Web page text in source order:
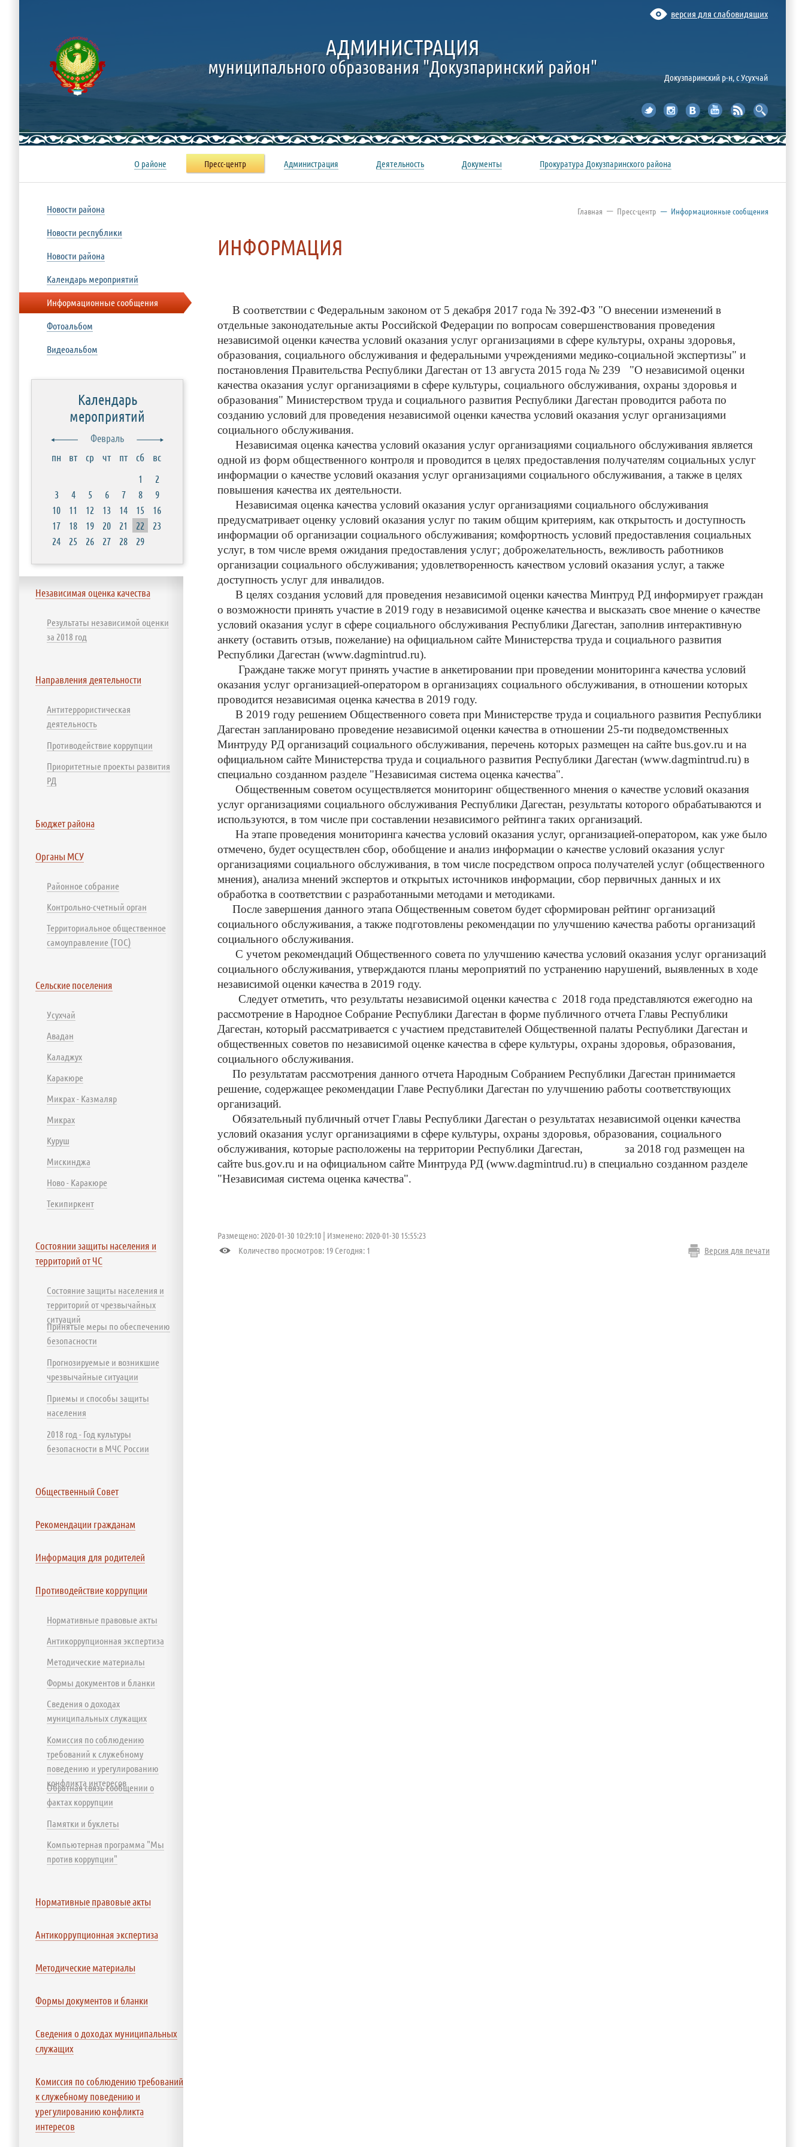
Главная — Пресс-центр — Информационные сообщения
ИНФОРМАЦИЯ
В соответствии с Федеральным законом от 5 декабря 2017 года № 392-ФЗ "О внесении изменений в
отдельные законодательные акты Российской Федерации по вопросам совершенствования проведения
независимой оценки качества условий оказания услуг организациями в сфере культуры, охраны здоровья,
образования, социального обслуживания и федеральными учреждениями медико-социальной экспертизы" и
постановления Правительства Республики Дагестан от 13 августа 2015 года № 239 "О независимой оценки
качества оказания услуг организациями в сфере культуры, социального обслуживания, охраны здоровья и
образования" Министерством труда и социального развития Республики Дагестан проводится работа по
созданию условий для проведения независимой оценки качества условий оказания услуг организациями
социального обслуживания.
Независимая оценка качества условий оказания услуг организациями социального обслуживания является
одной из форм общественного контроля и проводится в целях предоставления получателям социальных услуг
информации о качестве условий оказания услуг организациями социального обслуживания, а также в целях
повышения качества их деятельности.
Независимая оценка качества условий оказания услуг организациями социального обслуживания
предусматривает оценку условий оказания услуг по таким общим критериям, как открытость и доступность
информации об организации социального обслуживания; комфортность условий предоставления социальных
услуг, в том числе время ожидания предоставления услуг; доброжелательность, вежливость работников
организации социального обслуживания; удовлетворенность качеством условий оказания услуг, а также
доступность услуг для инвалидов.
В целях создания условий для проведения независимой оценки качества Минтруд РД информирует граждан
о возможности принять участие в 2019 году в независимой оценке качества и высказать свое мнение о качестве
условий оказания услуг в сфере социального обслуживания Республики Дагестан, заполнив интерактивную
анкету (оставить отзыв, пожелание) на официальном сайте Министерства труда и социального развития
Республики Дагестан (www.dagmintrud.ru).
Граждане также могут принять участие в анкетировании при проведении мониторинга качества условий
оказания услуг организацией-оператором в организациях социального обслуживания, в отношении которых
проводится независимая оценка качества в 2019 году.
В 2019 году решением Общественного совета при Министерстве труда и социального развития Республики
Дагестан запланировано проведение независимой оценки качества в отношении 25-ти подведомственных
Минтруду РД организаций социального обслуживания, перечень которых размещен на сайте bus.gov.ru и на
официальном сайте Министерства труда и социального развития Республики Дагестан (www.dagmintrud.ru) в
специально созданном разделе "Независимая система оценка качества".
Общественным советом осуществляется мониторинг общественного мнения о качестве условий оказания
услуг организациями социального обслуживания Республики Дагестан, результаты которого обрабатываются и
используются, в том числе при составлении независимого рейтинга таких организаций.
На этапе проведения мониторинга качества условий оказания услуг, организацией-оператором, как уже было
отмечено, будет осуществлен сбор, обобщение и анализ информации о качестве условий оказания услуг
организациями социального обслуживания, в том числе посредством опроса получателей услуг (общественного
мнения), анализа мнений экспертов и открытых источников информации, сбор первичных данных и их
обработка в соответствии с разработанными методами и методиками.
После завершения данного этапа Общественным советом будет сформирован рейтинг организаций
социального обслуживания, а также подготовлены рекомендации по улучшению качества работы организаций
социального обслуживания.
С учетом рекомендаций Общественного совета по улучшению качества условий оказания услуг организаций
социального обслуживания, утверждаются планы мероприятий по устранению нарушений, выявленных в ходе
независимой оценки качества в 2019 году.
Следует отметить, что результаты независимой оценки качества с 2018 года представляются ежегодно на
рассмотрение в Народное Собрание Республики Дагестан в форме публичного отчета Главы Республики
Дагестан, который рассматривается с участием представителей Общественной палаты Республики Дагестан и
общественных советов по независимой оценке качества в сфере культуры, охраны здоровья, образования,
социального обслуживания.
По результатам рассмотрения данного отчета Народным Собранием Республики Дагестан принимается
решение, содержащее рекомендации Главе Республики Дагестан по улучшению работы соответствующих
организаций.
Обязательный публичный отчет Главы Республики Дагестан о результатах независимой оценки качества
условий оказания услуг организациями в сфере культуры, охраны здоровья, образования, социального
обслуживания, которые расположены на территории Республики Дагестан, за 2018 год размещен на
сайте bus.gov.ru и на официальном сайте Минтруда РД (www.dagmintrud.ru) в специально созданном разделе
"Независимая система оценка качества".
Размещено: 2020-01-30 10:29:10
Изменено: 2020-01-30 15:55:23
Количество просмотров: 19 Cегодня: 1
Версия для печати
Новости района
Новости республики
Новости района
Календарь мероприятий
Информационные сообщения
Фотоальбом
Видеоальбом
Календарь
мероприятий
Февраль
пн
вт ср чт пт сб
вс
1
2
3
4 5 6 7 8
9
10
11 12 13 14 15
16
17
18 19 20 21 22
23
24
25 26 27 28 29
Независимая оценка качества
Результаты независимой оценки
за 2018 год
Направления деятельности
Антитеррористическая
деятельность
Противодействие коррупции
Приоритетные проекты развития
РД
Бюджет района
Органы МСУ
Районное собрание
Контрольно-счетный орган
Территориальное общественное
самоуправление (ТОС)
Сельские поселения
Усухчай
Авадан
Каладжух
Каракюре
Микрах - Казмаляр
Микрах
Куруш
Мискинджа
Ново - Каракюре
Текипиркент
Состоянии защиты населения и
территорий от ЧС
Состояние защиты населения и
территорий от чрезвычайных
ситуаций
Принятые меры по обеспечению
безопасности
Прогнозируемые и возникшие
чрезвычайные ситуации
Приемы и способы защиты
населения
2018 год - Год культуры
безопасности в МЧС России
Общественный Совет
Рекомендации гражданам
Информация для родителей
Противодействие коррупции
Нормативные правовые акты
Антикоррупционная экспертиза
Методические материалы
Формы документов и бланки
Сведения о доходах
муниципальных служащих
Комиссия по соблюдению
требований к служебному
поведению и урегулированию
конфликта интересов
Обратная связь сообщении о
фактах коррупции
Памятки и буклеты
Компьютерная программа "Мы
против коррупции"
Нормативные правовые акты
Антикоррупционная экспертиза
Методические материалы
Формы документов и бланки
Сведения о доходах муниципальных
служащих
Комиссия по соблюдению требований
к служебному поведению и
урегулированию конфликта
интересов
версия для слабовидящих
Докузпаринский р-н, c Усухчай
АДМИНИСТРАЦИЯ
муниципального образования "Докузпаринский район"
О районе Пресс-центр Администрация Деятельность Документы Прокуратура Докузпаринского района